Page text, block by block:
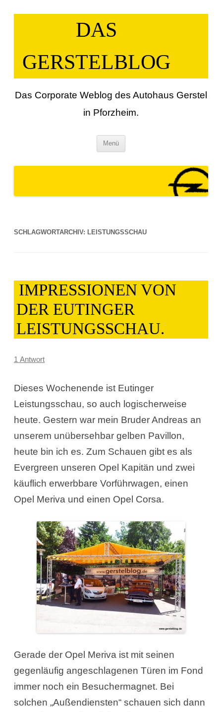
Inhalt
DAS
GERSTELBLOG
Das Corporate Weblog des Autohaus Gerstel
in Pforzheim.
Menü
SCHLAGWORTARCHIV: LEISTUNGSSCHAU
IMPRESSIONEN VON
DER EUTINGER
LEISTUNGSSCHAU.
1 Antwort
Dieses Wochenende ist Eutinger
Leistungsschau, so auch logischerweise
heute. Gestern war mein Bruder Andreas an
unserem unübersehbar gelben Pavillon,
heute bin ich es. Zum Schauen gibt es als
Evergreen unseren Opel Kapitän und zwei
käuflich erwerbbare Vorführwagen, einen
Opel Meriva und einen Opel Corsa.
Gerade der Opel Meriva ist mit seinen
gegenläufig angeschlagenen Türen im Fond
immer noch ein Besuchermagnet. Bei
solchen „Außendiensten“ schauen sich dann